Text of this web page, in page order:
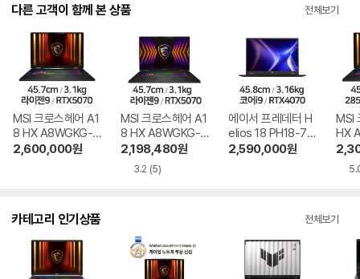
다른 고객이 함께 본 상품 전체보기
MSI 크로스헤어 A1
8 HX A8WGKG-R
9 QHD+ SSD 512
2,600,000원
MSI 크로스헤어 A1
8 HX A8WGKG-R
9 QHD+ 얼티밋 S
SD 512GB
2,198,480원
3.2 (5)
에이서 프레데터 H
elios 18 PH18-71
4070 WIN11 SSD
2,590,000원
MSI
HX
U9
2GB
카테고리 인기상품 전체보기